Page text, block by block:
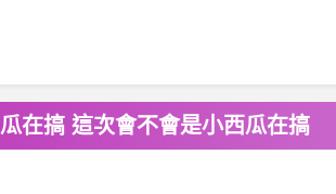
在搞 這次會不會是小西瓜在搞